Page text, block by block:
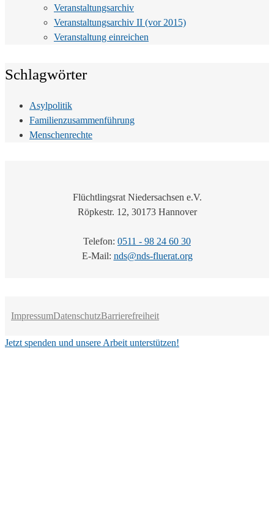
Veranstaltungsarchiv
Veranstaltungsarchiv II (vor 2015)
Veranstaltung einreichen
Schlagwörter
Asylpolitik
Familienzusammenführung
Menschenrechte
Flüchtlingsrat Niedersachsen e.V.
Röpkestr. 12, 30173 Hannover
Telefon: 0511 - 98 24 60 30
E-Mail: nds@nds-fluerat.org
ImpressumDatenschutzBarrierefreiheit
Jetzt spenden und unsere Arbeit unterstützen!